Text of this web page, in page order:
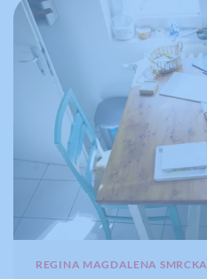
REGINA MAGDALENA SMRCKA